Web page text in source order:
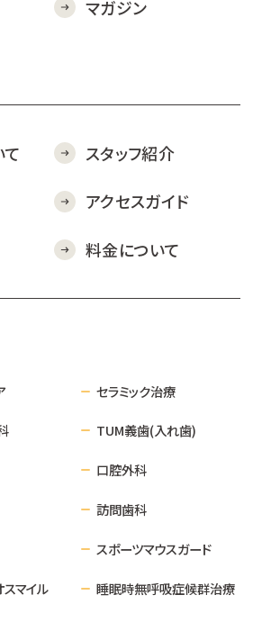
マガジン
スタッフ紹介
アクセスガイド
料金について
マイル
セラミック治療
TUM義歯(入れ歯)
口腔外科
訪問歯科
スポーツマウスガード
睡眠時無呼吸症候群治療